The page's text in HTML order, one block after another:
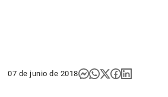
07 de junio de 2018